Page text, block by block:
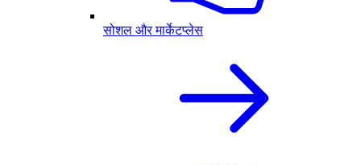
सोशल और मार्केटप्लेस